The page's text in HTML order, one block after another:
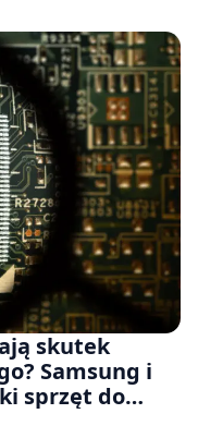
skutek
Samsung i
sprzęt do